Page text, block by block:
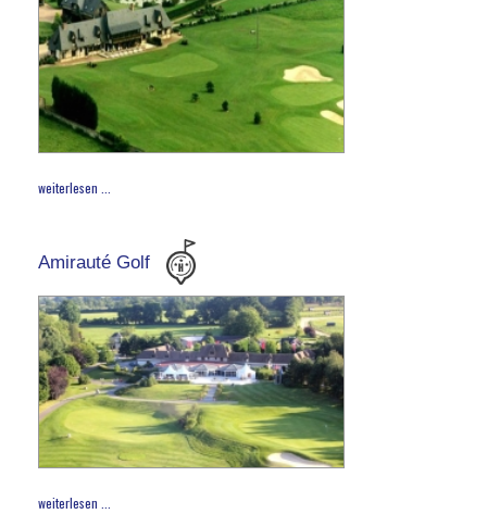
weiterlesen ...
Amirauté Golf
weiterlesen ...